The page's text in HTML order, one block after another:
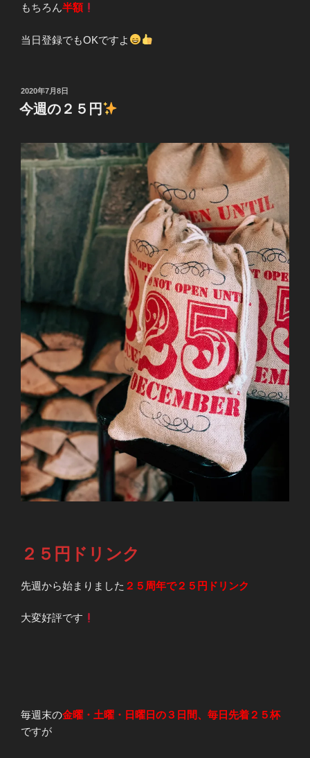
もちろん半額
当日登録でもOKですよ
投
稿
日:
2020年7月8日
今週の２５円
２５円ドリンク
先週から始まりました ２５周年で２５円ドリンク
大変好評です
毎週末の金曜・土曜・日曜日の３日間、毎日先着２５杯
ですが